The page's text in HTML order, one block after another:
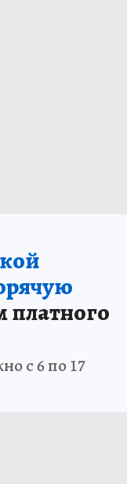
платного
с 6 по 17